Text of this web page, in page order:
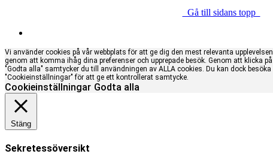
Gå till sidans topp
Vi använder cookies på vår webbplats för att ge dig den mest relevanta upplevelsen
genom att komma ihåg dina preferenser och upprepade besök. Genom att klicka på
"Godta alla" samtycker du till användningen av ALLA cookies. Du kan dock besöka
"Cookieinställningar" för att ge ett kontrollerat samtycke.
Cookieinställningar Godta alla
Stäng
Sekretessöversikt